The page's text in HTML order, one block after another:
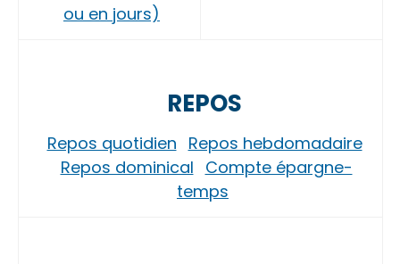
ou en jours)
REPOS
Repos quotidien Repos hebdomadaire
Repos dominical Compte épargne-
temps